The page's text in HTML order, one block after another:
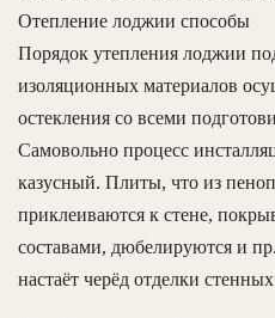
Отепление лоджии способы
Порядок утепления лоджии
изоляционных материалов
остекления со всеми
Самовольно процесс
казусный. Плиты, что из
приклеиваются к стене,
составами, дюбелируются и
настаёт черёд отделки